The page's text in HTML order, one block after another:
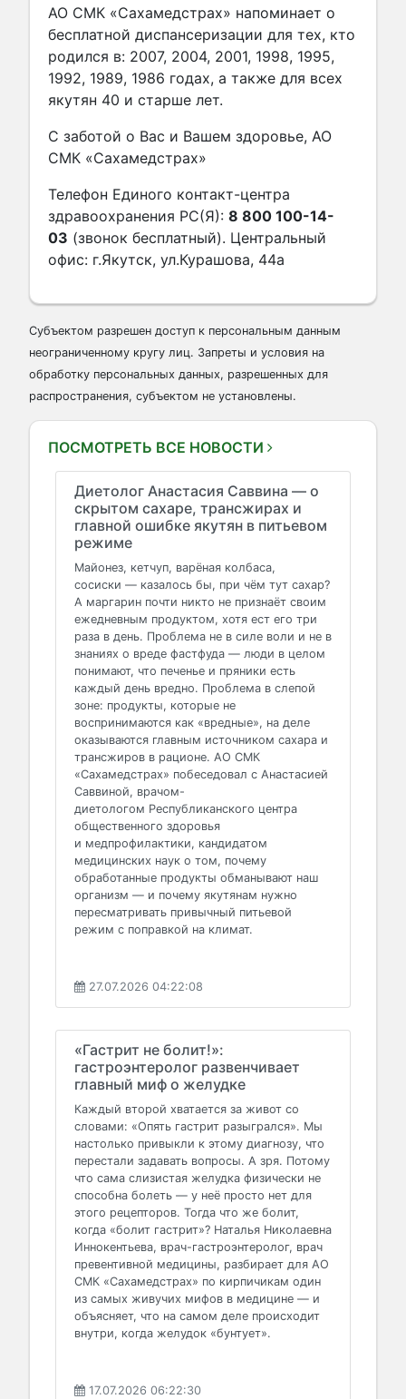
АО СМК «Сахамедстрах» напоминает о
бесплатной диспансеризации для тех, кто
родился в: 2007, 2004, 2001, 1998, 1995,
1992, 1989, 1986 годах, а также для всех
якутян 40 и старше лет.
С заботой о Вас и Вашем здоровье, АО
СМК «Сахамедстрах»
Телефон Единого контакт-центра
здравоохранения РС(Я): 8 800 100-14-
03 (звонок бесплатный). Центральный
офис: г.Якутск, ул.Курашова, 44а
Субъектом разрешен доступ к персональным данным
неограниченному кругу лиц. Запреты и условия на
обработку персональных данных, разрешенных для
распространения, субъектом не установлены.
ПОСМОТРЕТЬ ВСЕ НОВОСТИ
Диетолог Анастасия Саввина — о
скрытом сахаре, трансжирах и
главной ошибке якутян в питьевом
режиме
Майонез, кетчуп, варёная колбаса,
сосиски — казалось бы, при чём тут сахар?
А маргарин почти никто не признаёт своим
ежедневным продуктом, хотя ест его три
раза в день. Проблема не в силе воли и не в
знаниях о вреде фастфуда — люди в целом
понимают, что печенье и пряники есть
каждый день вредно. Проблема в слепой
зоне: продукты, которые не
воспринимаются как «вредные», на деле
оказываются главным источником сахара и
трансжиров в рационе. АО СМК
«Сахамедстрах» побеседовал с Анастасией
Саввиной, врачом-
диетологом Республиканского центра
общественного здоровья
и медпрофилактики, кандидатом
медицинских наук о том, почему
обработанные продукты обманывают наш
организм — и почему якутянам нужно
пересматривать привычный питьевой
режим с поправкой на климат.
27.07.2026 04:22:08
«Гастрит не болит!»:
гастроэнтеролог развенчивает
главный миф о желудке
Каждый второй хватается за живот со
словами: «Опять гастрит разыгрался». Мы
настолько привыкли к этому диагнозу, что
перестали задавать вопросы. А зря. Потому
что сама слизистая желудка физически не
способна болеть — у неё просто нет для
этого рецепторов. Тогда что же болит,
когда «болит гастрит»? Наталья Николаевна
Иннокентьева, врач-гастроэнтеролог, врач
превентивной медицины, разбирает для АО
СМК «Сахамедстрах» по кирпичикам один
из самых живучих мифов в медицине — и
объясняет, что на самом деле происходит
внутри, когда желудок «бунтует».
17.07.2026 06:22:30